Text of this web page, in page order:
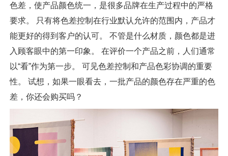
色差，使产品颜色统一，是很多品牌在生产过程中的严格
要求。 只有将色差控制在行业默认允许的范围内，产品才
能更好的得到客户的认可。 不管是什么材质，颜色都是进
入顾客眼中的第一印象。 在评价一个产品之前，人们通常
以“看”作为第一步。 可见色差控制和产品色彩协调的重要
性。 试想，如果一眼看去，一批产品的颜色存在严重的色
差，你还会购买吗？